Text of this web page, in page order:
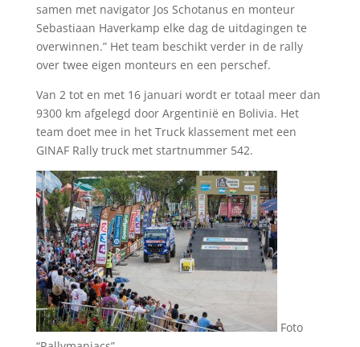
samen met navigator Jos Schotanus en monteur
Sebastiaan Haverkamp elke dag de uitdagingen te
overwinnen.” Het team beschikt verder in de rally
over twee eigen monteurs en een perschef.
Van 2 tot en met 16 januari wordt er totaal meer dan
9300 km afgelegd door Argentinië en Bolivia. Het
team doet mee in het Truck klassement met een
GINAF Rally truck met startnummer 542.
Foto